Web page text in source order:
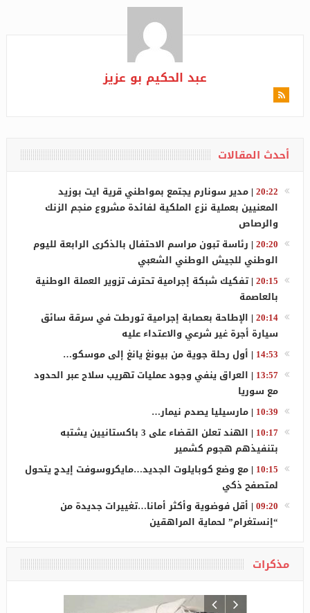
عبد الحكيم بو عزيز
أحدث المقالات
20:22
| مدير سونارم يجتمع بمواطني قرية ايت بوزيد
المعنيين بعملية نزع الملكية لفائدة مشروع منجم الزنك
والرصاص
20:20
| رئاسة تبون مراسم الاحتفال بالذكرى الرابعة لليوم
الوطني للجيش الوطني الشعبي
20:15
| تفكيك شبكة إجرامية تحترف تزوير العملة الوطنية
بالعاصمة
20:14
| الإطاحة بعصابة إجرامية تورطت في سرقة سائق
سيارة أجرة غير شرعي والاعتداء عليه
14:53
| أول رحلة جوية من بيونغ يانغ إلى موسكو…
13:57
| العراق ينفي وجود عمليات تهريب سلاح عبر الحدود
مع سوريا
10:39
| مارسيليا يصدم نيمار…
10:17
|
الهند تعلن القضاء على 3 باكستانيين يشتبه
بتنفيذهم هجوم كشمير
10:15
| مع وضع كوبايلوت الجديد…مايكروسوفت إيدج يتحول
لمتصفح ذكي
09:20
| أقل فوضوية وأكثر أمانا…تغييرات جديدة من
“إنستغرام” لحماية المراهقين
مذكرات